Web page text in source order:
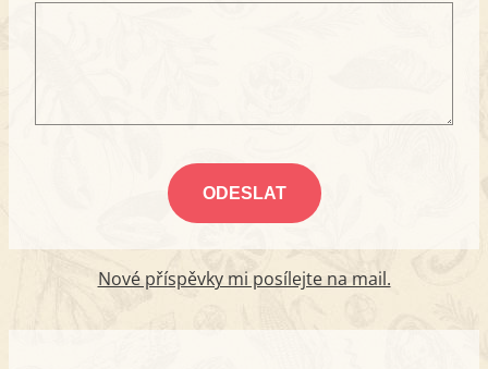
Nové příspěvky mi posílejte na mail.